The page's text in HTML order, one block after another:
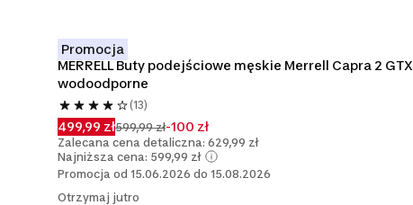
Promocja
MERRELL Buty podejściowe męskie Merrell Capra 2 GTX
wodoodporne
(13)
499,99 zł599,99 zł-100 zł
Zalecana cena detaliczna: 629,99 zł
Najniższa cena: 599,99 zł
Promocja od 15.06.2026 do 15.08.2026
Otrzymaj jutro